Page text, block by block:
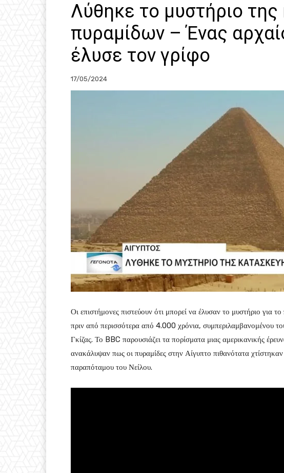
Λύθηκε το μυστήριο
πυραμίδων – Ένας
έλυσε τον γρίφο
17/05/2024
Οι επιστήμονες πιστεύουν ότι μπορεί να έλυσαν το μυστήριο για
πριν από περισσότερα από 4.000 χρόνια, συμπεριλαμβανομένου
Γκίζας. Το BBC παρουσιάζει τα πορίσματα μιας αμερικανικής
ανακάλυψαν πως οι πυραμίδες στην Αίγυπτο πιθανότατα
παραπόταμου του Νείλου.